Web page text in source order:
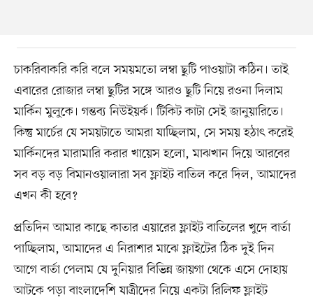
চাকরিবাকরি করি বলে সময়মতো লম্বা ছুটি পাওয়াটা কঠিন। তাই
এবারের রোজার লম্বা ছুটির সঙ্গে আরও ছুটি নিয়ে রওনা দিলাম
মার্কিন মুলুকে। গন্তব্য নিউইয়র্ক। টিকিট কাটা সেই জানুয়ারিতে।
কিন্তু মার্চের যে সময়টাতে আমরা যাচ্ছিলাম, সে সময় হঠাৎ করেই
মার্কিনদের মারামারি করার খায়েস হলো, মাঝখান দিয়ে আরবের
সব বড় বড় বিমানওয়ালারা সব ফ্লাইট বাতিল করে দিল, আমাদের
এখন কী হবে?
প্রতিদিন আমার কাছে কাতার এয়ারের ফ্লাইট বাতিলের খুদে বার্তা
পাচ্ছিলাম, আমাদের এ নিরাশার মাঝে ফ্লাইটের ঠিক দুই দিন
আগে বার্তা পেলাম যে দুনিয়ার বিভিন্ন জায়গা থেকে এসে দোহায়
আটকে পড়া বাংলাদেশি যাত্রীদের নিয়ে একটা রিলিফ ফ্লাইট